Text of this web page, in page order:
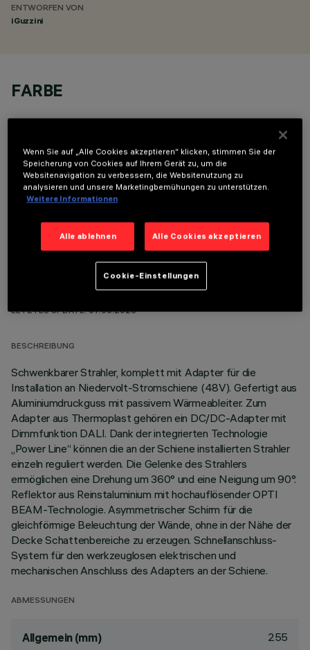
ENTWORFEN VON
iGuzzini
FARBE
OPTIONALE KOMPONENTEN
TECHNISCHE DATEN
LETZTES UPDATE: 07.08.2026
BESCHREIBUNG
Schwenkbarer Strahler, komplett mit Adapter für die
Installation an Niedervolt-Stromschiene (48V). Gefertigt aus
Aluminiumdruckguss mit passivem Wärmeableiter. Zum
Adapter aus Thermoplast gehören ein DC/DC-Adapter mit
Dimmfunktion DALI. Dank der integrierten Technologie
„Power Line“ können die an der Schiene installierten Strahler
einzeln reguliert werden. Die Gelenke des Strahlers
ermöglichen eine Drehung um 360° und eine Neigung um 90°.
Reflektor aus Reinstaluminium mit hochauflösender OPTI
BEAM-Technologie. Asymmetrischer Schirm für die
gleichförmige Beleuchtung der Wände, ohne in der Nähe der
Decke Schattenbereiche zu erzeugen. Schnellanschluss-
System für den werkzeuglosen elektrischen und
mechanischen Anschluss des Adapters an der Schiene.
ABMESSUNGEN
Allgemein (mm) 255
Wenn Sie auf „Alle Cookies akzeptieren“ klicken, stimmen Sie der
Speicherung von Cookies auf Ihrem Gerät zu, um die
Websitenavigation zu verbessern, die Websitenutzung zu
analysieren und unsere Marketingbemühungen zu unterstützen.
Weitere Informationen
Alle ablehnen Alle Cookies akzeptieren
Cookie-Einstellungen